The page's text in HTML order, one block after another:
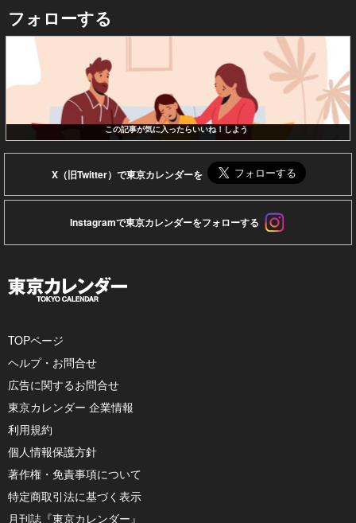
フォローする
この記事が気に入ったらいいね！しよう
X（旧Twitter）で東京カレンダーを
Instagramで東京カレンダーをフォローする
TOPページ
ヘルプ・お問合せ
広告に関するお問合せ
東京カレンダー 企業情報
利用規約
個人情報保護方針
著作権・免責事項について
特定商取引法に基づく表示
月刊誌『東京カレンダー』